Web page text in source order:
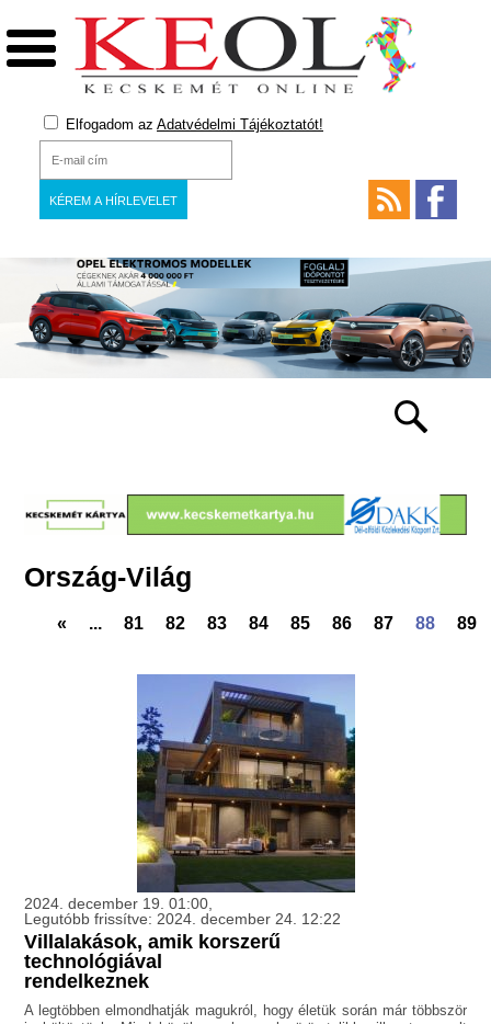
Elfogadom az Adatvédelmi Tájékoztatót!
Ország-Világ
« ... 81 82 83 84 85 86 87 88 89
2024. december 19. 01:00,
Legutóbb frissítve: 2024. december 24. 12:22
Villalakások, amik korszerű
technológiával
rendelkeznek
A legtöbben elmondhatják magukról, hogy életük során már többször